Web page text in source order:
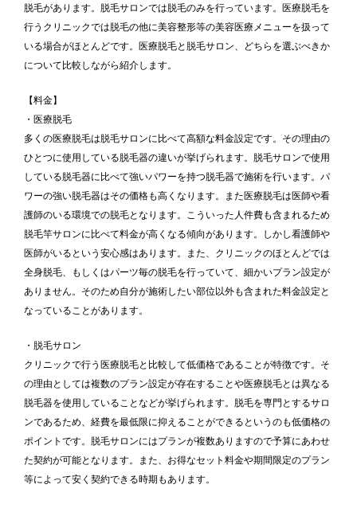
脱毛があります。脱毛サロンでは脱毛のみを行っています。医療脱毛を
行うクリニックでは脱毛の他に美容整形等の美容医療メニューを扱って
いる場合がほとんどです。医療脱毛と脱毛サロン、どちらを選ぶべきか
について比較しながら紹介します。
【料金】
・医療脱毛
多くの医療脱毛は脱毛サロンに比べて高額な料金設定です。その理由の
ひとつに使用している脱毛器の違いが挙げられます。脱毛サロンで使用
している脱毛器に比べて強いパワーを持つ脱毛器で施術を行います。パ
ワーの強い脱毛器はその価格も高くなります。また医療脱毛は医師や看
護師のいる環境での脱毛となります。こういった人件費も含まれるため
脱毛竿サロンに比べて料金が高くなる傾向があります。しかし看護師や
医師がいるという安心感はあります。また、クリニックのほとんどでは
全身脱毛、もしくはパーツ毎の脱毛を行っていて、細かいプラン設定が
ありません。そのため自分が施術したい部位以外も含まれた料金設定と
なっていることがあります。
・脱毛サロン
クリニックで行う医療脱毛と比較して低価格であることが特徴です。そ
の理由としては複数のプラン設定が存在することや医療脱毛とは異なる
脱毛器を使用していることなどが挙げられます。脱毛を専門とするサロ
ンであるため、経費を最低限に抑えることができるというのも低価格の
ポイントです。脱毛サロンにはプランが複数ありますので予算にあわせ
た契約が可能となります。また、お得なセット料金や期間限定のプラン
等によって安く契約できる時期もあります。